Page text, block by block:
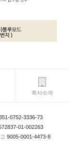
회사소개
0752-3336-73
01-002263
9005-0001-4473-8